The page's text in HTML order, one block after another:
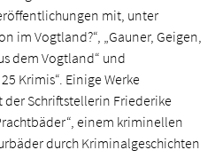
mit, unter
im Vogtland?“, „Gauner, Geigen,
dem Vogtland“ und
Krimis“. Einige Werke
Schriftstellerin Friederike
einem kriminellen
durch Kriminalgeschichten